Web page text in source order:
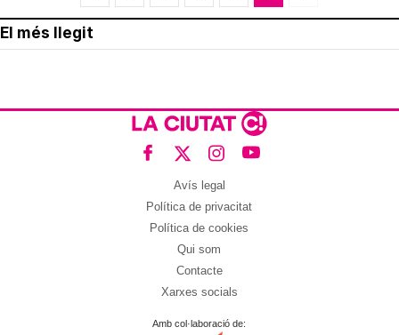
El més llegit
Avís legal
Política de privacitat
Política de cookies
Qui som
Contacte
Xarxes socials
Amb col·laboració de: